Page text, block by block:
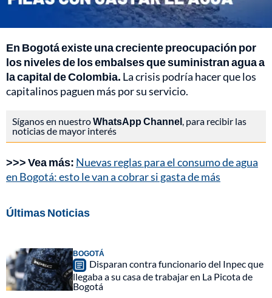
En Bogotá existe una creciente preocupación por
los niveles de los embalses que suministran agua a
la capital de Colombia. La crisis podría hacer que los
capitalinos paguen más por su servicio.
Síganos en nuestroWhatsApp Channel , para recibir las
noticias de mayor interés
>>> Vea más: Nuevas reglas para el consumo de agua
en Bogotá: esto le van a cobrar si gasta de más
Últimas Noticias
BOGOTÁ
Disparan contra funcionario del Inpec que
llegaba a su casa de trabajar en La Picota de
Bogotá